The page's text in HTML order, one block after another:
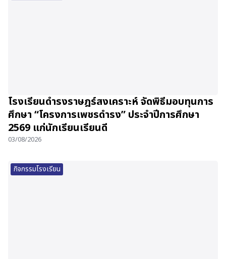
โรงเรียนดำรงราษฎร์สงเคราะห์ จัดพิธีมอบทุนการ
ศึกษา “โครงการเพชรดำรง” ประจำปีการศึกษา
2569 แก่นักเรียนเรียนดี
03/08/2026
กิจกรรมโรงเรียน